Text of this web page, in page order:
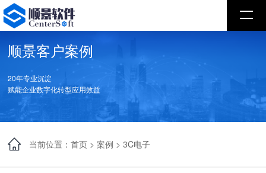
顺景客户案例
20年专业沉淀
赋能企业数字化转型应用效益
当前位置：首页 >案例 >3C电子